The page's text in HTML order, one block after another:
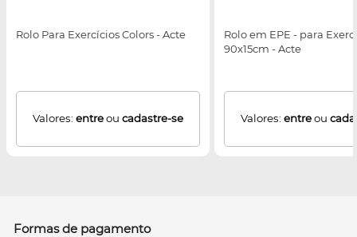
Rolo Para Exercícios Colors - Acte
Valores: entreou cadastre-se
Rolo em EPE - para
90x15cm - Acte
Valores: entreou
Formas de pagamento